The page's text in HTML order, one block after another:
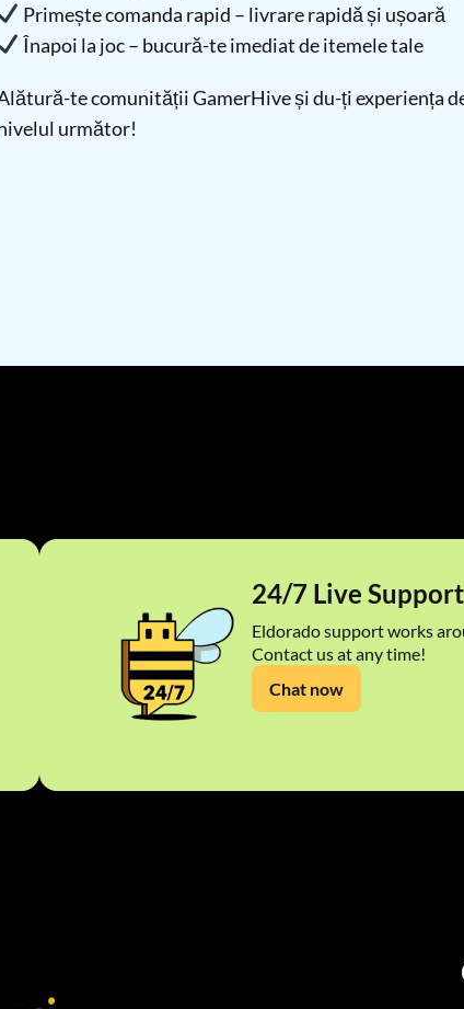
Primește comanda rapid – livrare rapidă și ușoară
Înapoi la joc – bucură-te imediat de itemele tale
te comunității GamerHive și du-ți experiența
următor!
24/7 Live Support
Eldorado support works
Contact us at any time!
Chat now